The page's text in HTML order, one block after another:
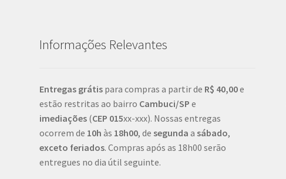
Informações Relevantes
Entregas grátis para compras a partir de R$ 40,00e
estão restritas ao bairro Cambuci/SP e
imediações (CEP 015xx-xxx). Nossas entregas
ocorrem de 10h às 18h00, de segunda a sábado,
exceto feriados. Compras após as 18h00 serão
entregues no dia útil seguinte.